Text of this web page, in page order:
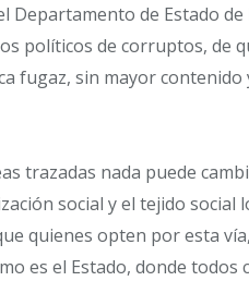
de Estado de
políticos de corruptos, de
fugaz, sin mayor contenido
trazadas nada puede
social y el tejido social
quienes opten por esta
es el Estado, donde